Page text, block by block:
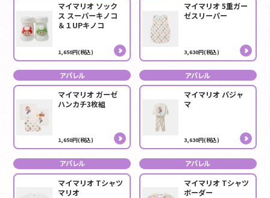
マイマリオ ソック
ス スーパーキノコ
＆１UPキノコ
1,650円(税込)
マイマリオ 5重ガー
ゼスリーパー
3,630円(税込)
アパレル
マイマリオ ガーゼ
ハンカチ3枚組
1,650円(税込)
アパレル
マイマリオ パジャ
マ
3,630円(税込)
アパレル
マイマリオ Tシャツ
マリオ
アパレル
マイマリオ Tシャツ
ボーダー